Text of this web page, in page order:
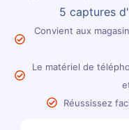
5 captures
Convient aux
Le matériel de
Réussissez